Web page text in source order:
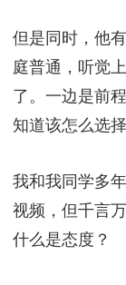
但是同时，他
庭普通，听觉
了。一边是前
知道该怎么选
我和我同学多
视频，但千言
什么是态度？